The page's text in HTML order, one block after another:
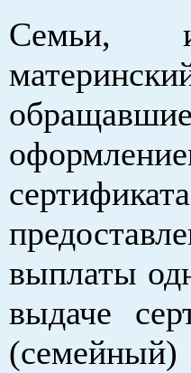
Семьи,
выплаты
выдаче